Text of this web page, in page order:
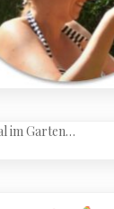
im Garten…